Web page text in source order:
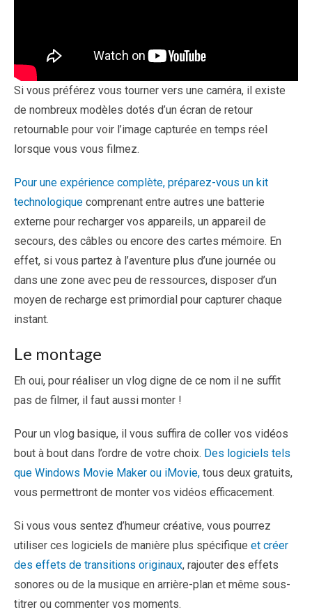
Si vous préférez vous tourner vers une caméra, il existe
de nombreux modèles dotés d’un écran de retour
retournable pour voir l’image capturée en temps réel
lorsque vous vous filmez.
Pour une expérience complète, préparez-vous un kit
technologique comprenant entre autres une batterie
externe pour recharger vos appareils, un appareil de
secours, des câbles ou encore des cartes mémoire. En
effet, si vous partez à l’aventure plus d’une journée ou
dans une zone avec peu de ressources, disposer d’un
moyen de recharge est primordial pour capturer chaque
instant.
Le montage
Eh oui, pour réaliser un vlog digne de ce nom il ne suffit
pas de filmer, il faut aussi monter !
Pour un vlog basique, il vous suffira de coller vos vidéos
bout à bout dans l’ordre de votre choix. Des logiciels tels
que Windows Movie Maker ou iMovie, tous deux gratuits,
vous permettront de monter vos vidéos efficacement.
Si vous vous sentez d’humeur créative, vous pourrez
utiliser ces logiciels de manière plus spécifique et créer
des effets de transitions originaux, rajouter des effets
sonores ou de la musique en arrière-plan et même sous-
titrer ou commenter vos moments.